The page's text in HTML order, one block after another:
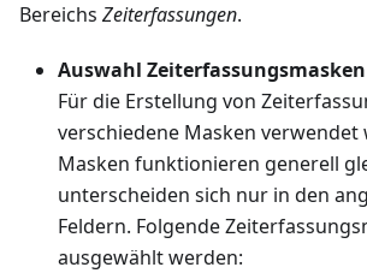
Bereichs Zeiterfassungen.
Auswahl Zeiterfassungsmasken
Für die Erstellung von
verschiedene Masken verwendet
Masken funktionieren generell
unterscheiden sich nur in den
Feldern. Folgende
ausgewählt werden: